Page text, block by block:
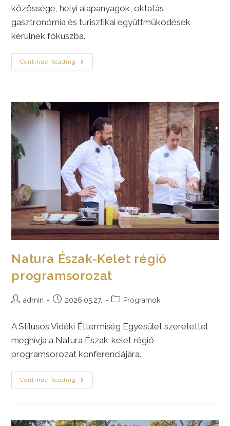
közössége, helyi alapanyagok, oktatás,
gasztronómia és turisztikai együttműködések
kerülnek fókuszba.
Continue Reading
Újabb
Állomás
Programsorozatban
Kölcse
Natura Észak-Kelet régió
programsorozat
Postadmin
Post2026.05.27.
PostProgramok
A Stílusos Vidéki Éttermiség Egyesület szeretettel
meghívja a Natura Észak-kelet régió
programsorozat konferenciájára.
Continue Reading
Natura
Észak-